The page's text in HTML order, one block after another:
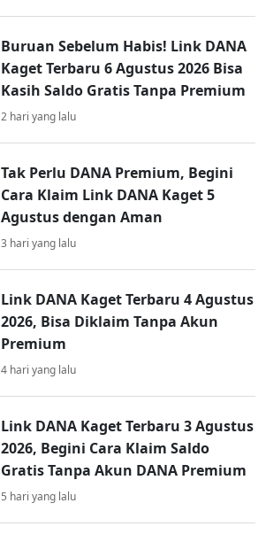
Buruan Sebelum Habis! Link DANA
Kaget Terbaru 6 Agustus 2026 Bisa
Kasih Saldo Gratis Tanpa Premium
2 hari yang lalu
Tak Perlu DANA Premium, Begini
Cara Klaim Link DANA Kaget 5
Agustus dengan Aman
3 hari yang lalu
Link DANA Kaget Terbaru 4 Agustus
2026, Bisa Diklaim Tanpa Akun
Premium
4 hari yang lalu
Link DANA Kaget Terbaru 3 Agustus
2026, Begini Cara Klaim Saldo
Gratis Tanpa Akun DANA Premium
5 hari yang lalu